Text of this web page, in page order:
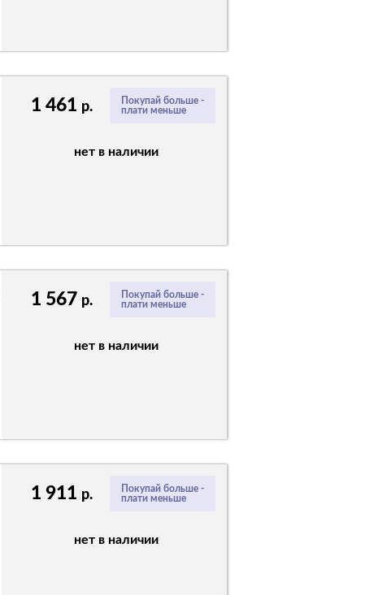
Покупай больше -
плати меньше
1 461 р.
нет в наличии
Покупай больше -
плати меньше
1 567 р.
нет в наличии
Покупай больше -
плати меньше
1 911 р.
нет в наличии